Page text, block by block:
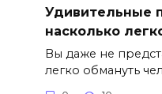
Удивительные
насколько
Вы даже не
легко обмануть